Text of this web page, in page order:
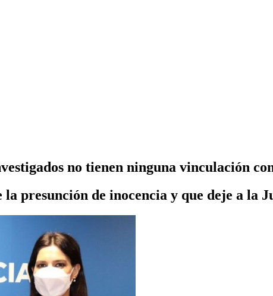
no tienen ninguna vinculación
presunción de inocencia y que deje a la